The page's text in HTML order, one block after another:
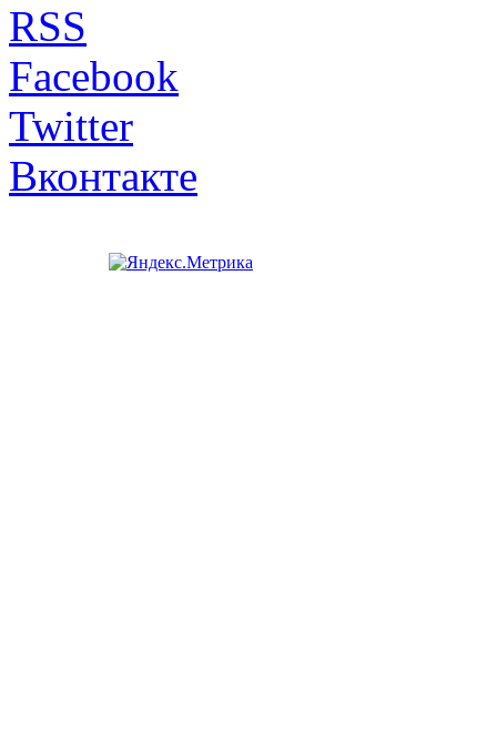
RSS
Facebook
Twitter
Вконтакте